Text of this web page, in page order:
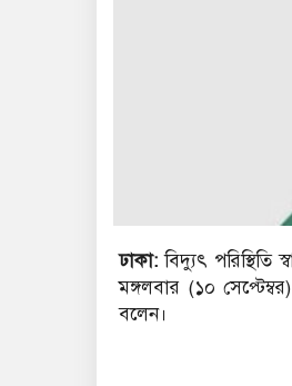
ঢাকা: বিদ্যুৎ
মঙ্গলবার (১০
বলেন।